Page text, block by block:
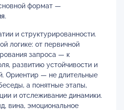
формат —
.
и структурированности.
логике: от первичной
запроса — к
развитию устойчивости и
Ориентир — не длительные
а понятные этапы,
и отслеживание динамики.
вина, эмоциональное